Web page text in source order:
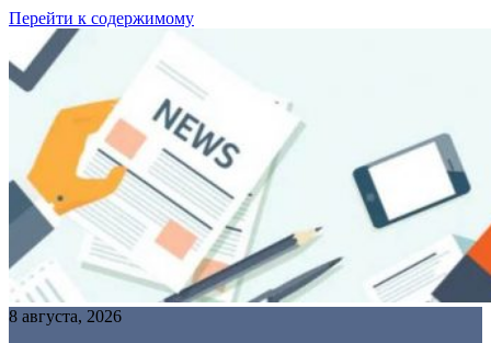
Перейти к содержимому
8 августа, 2026